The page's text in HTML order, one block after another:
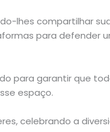
lhes compartilhar
para defender
para garantir que
espaço.
celebrando a